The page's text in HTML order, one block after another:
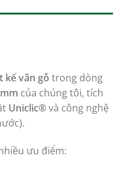
kế vân gỗ trong dòng
của chúng tôi, tích
Uniclic®và công nghệ
ưu điểm: